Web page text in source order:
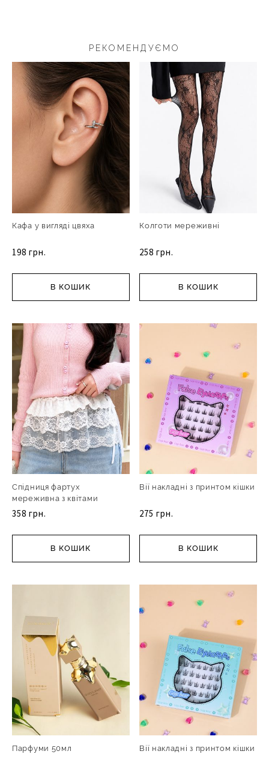
РЕКОМЕНДУЄМО
Кафа у вигляді цвяха
198 грн.
В КОШИК
Колготи мереживні
258 грн.
В КОШИК
Спідниця фартух
мереживна з квітами
358 грн.
В КОШИК
Вії накладні з принтом кішки
275 грн.
В КОШИК
Парфуми 50мл Вії накладні з принтом кішки